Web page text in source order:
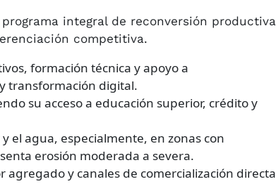
integral de reconversión productiva
competitiva.
formación técnica y apoyo a
transformación digital.
su acceso a educación superior, crédito y
el agua, especialmente, en zonas con
erosión moderada a severa.
y canales de comercialización directa